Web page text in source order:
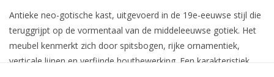
Antieke neo-gotische kast, uitgevoerd in de 19e-eeuwse stijl die
teruggrijpt op de vormentaal van de middeleeuwse gotiek. Het
meubel kenmerkt zich door spitsbogen, rijke ornamentiek,
verticale lijnen en verfijnde houtbewerking. Een karakteristiek